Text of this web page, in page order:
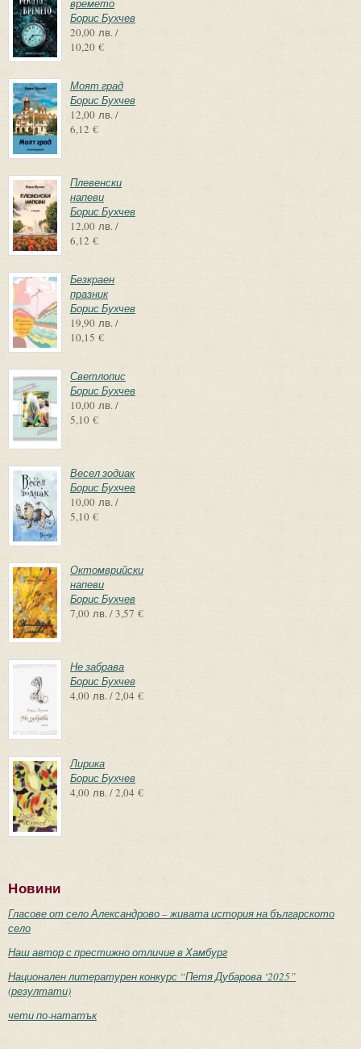
времето
Борис Бухчев
20,00 лв. /
10,20 €
Моят град
Борис Бухчев
12,00 лв. /
6,12 €
Плевенски
напеви
Борис Бухчев
12,00 лв. /
6,12 €
Безкраен
празник
Борис Бухчев
19,90 лв. /
10,15 €
Светлопис
Борис Бухчев
10,00 лв. /
5,10 €
Весел зодиак
Борис Бухчев
10,00 лв. /
5,10 €
Октомврийски
напеви
Борис Бухчев
7,00 лв. / 3,57 €
Не забрава
Борис Бухчев
4,00 лв. / 2,04 €
Лирика
Борис Бухчев
4,00 лв. / 2,04 €
Новини
Гласове от село Александрово – живата история на българското
село
Наш автор с престижно отличие в Хамбург
Национален литературен конкурс “Петя Дубарова ‘2025”
(резултати)
чети по-нататък